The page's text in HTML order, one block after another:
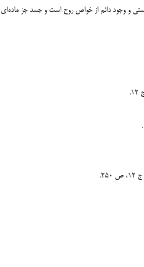
صورت زندگاني در دنيا و حالت حلول در جسم مشاهده مي‎شود. پس عنوان حيات جاويد و هستي و وجود دائم از خواص روح است و جسد جز ماده‎اي